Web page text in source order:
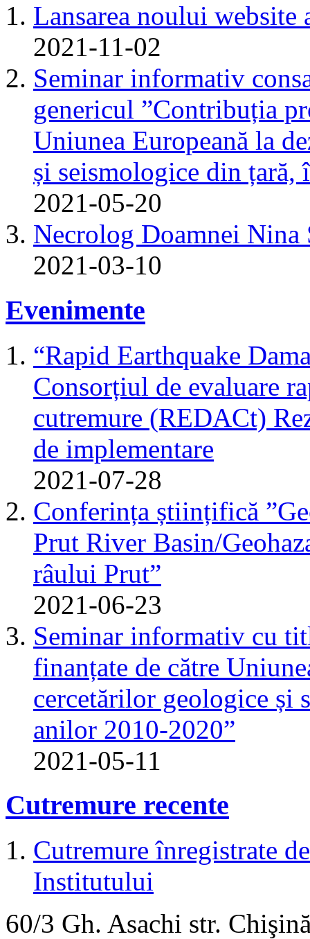
Lansarea noului website
2021-11-02
Seminar informativ
genericul ”Contribuția
Uniunea Europeană la
și seismologice din țară,
2021-05-20
Necrolog Doamnei
2021-03-10
Evenimente
“Rapid Earthquake
Consorțiul de evaluare
cutremure (REDACt)
de implementare
2021-07-28
Conferința științifică
Prut River Basin/
râului Prut”
2021-06-23
Seminar informativ cu
finanțate de către
cercetărilor geologice și
anilor 2010-2020”
2021-05-11
Cutremure recente
Cutremure înregistrate
Institutului
60/3 Gh. Asachi str.